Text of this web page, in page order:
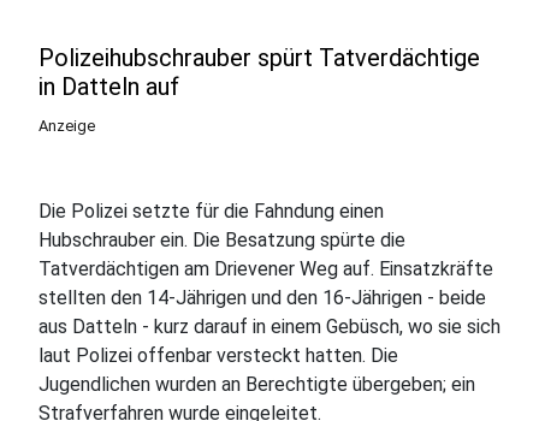
Polizeihubschrauber spürt Tatverdächtige
in Datteln auf
Anzeige
Die Polizei setzte für die Fahndung einen
Hubschrauber ein. Die Besatzung spürte die
Tatverdächtigen am Drievener Weg auf. Einsatzkräfte
stellten den 14-Jährigen und den 16-Jährigen - beide
aus Datteln - kurz darauf in einem Gebüsch, wo sie sich
laut Polizei offenbar versteckt hatten. Die
Jugendlichen wurden an Berechtigte übergeben; ein
Strafverfahren wurde eingeleitet.